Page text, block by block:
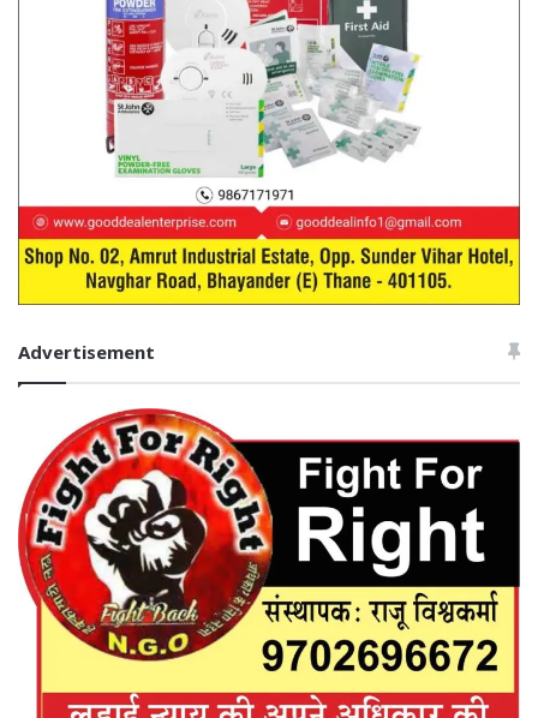
Advertisement